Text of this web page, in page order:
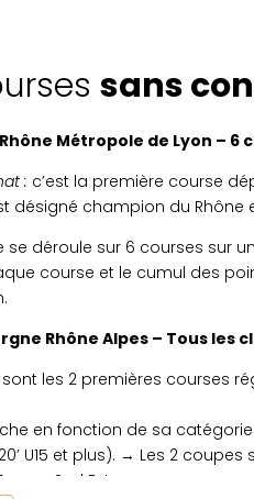
sans
Rhône Métropole de Lyon –
: c’est la première course
désigné champion du Rhône
se déroule sur 6 courses sur
course et le cumul des
Rhône Alpes – Tous les
les 2 premières courses
en fonction de sa catégorie
U15 et plus). → Les 2
Sud Est.